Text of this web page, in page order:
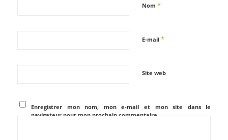
Nom *
E-mail *
Site web
Enregistrer mon nom, mon e-mail et mon site dans le
navigateur pour mon prochain commentaire.